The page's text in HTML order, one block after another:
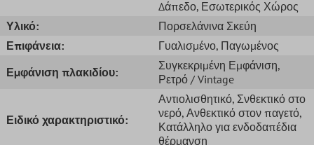
Δάπεδο, Εσωτερικός Χώρος
Υλικό:
Πορσελάνινα Σκεύη
Επιφάνεια:
Γυαλισμένο, Παγωμένος
Εμφάνιση πλακιδίου:
Συγκεκριμένη Εμφάνιση,
Ρετρό / Vintage
Ειδικό χαρακτηριστικό:
Αντιολισθητικό, Σνθεκτικό στο
νερό, Ανθεκτικό στον παγετό,
Κατάλληλο για ενδοδαπέδια
θέρμανση